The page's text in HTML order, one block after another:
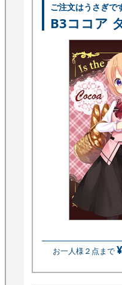
ご注文はうさぎで
B3ココア
お一人様２点まで